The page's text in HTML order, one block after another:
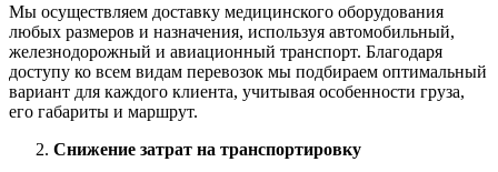
Мы осуществляем доставку медицинского оборудования
любых размеров и назначения, используя автомобильный,
железнодорожный и авиационный транспорт. Благодаря
доступу ко всем видам перевозок мы подбираем оптимальный
вариант для каждого клиента, учитывая особенности груза,
его габариты и маршрут.
Снижение затрат на транспортировку